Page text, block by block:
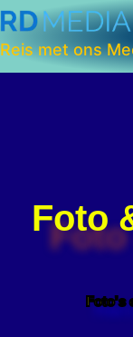
Reis met ons
Foto
Foto's